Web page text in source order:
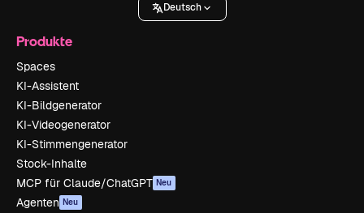
Deutsch
Produkte
Spaces
KI-Assistent
KI-Bildgenerator
KI-Videogenerator
KI-Stimmengenerator
Stock-Inhalte
MCP für Claude/ChatGPT Neu
Agenten Neu